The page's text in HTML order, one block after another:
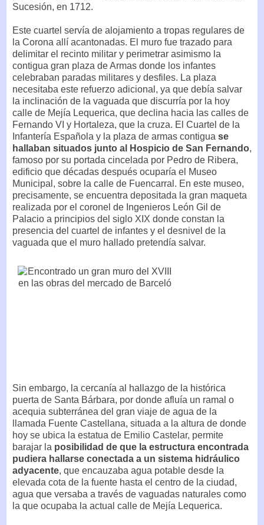
Sucesión, en 1712.
Este cuartel servía de alojamiento a tropas regulares de
la Corona allí acantonadas. El muro fue trazado para
delimitar el recinto militar y perimetrar asimismo la
contigua gran plaza de Armas donde los infantes
celebraban paradas militares y desfiles. La plaza
necesitaba este refuerzo adicional, ya que debía salvar
la inclinación de la vaguada que discurría por la hoy
calle de Mejía Lequerica, que declina hacia las calles de
Fernando VI y Hortaleza, que la cruza. El Cuartel de la
Infantería Española y la plaza de armas contigua se
hallaban situados junto al Hospicio de San Fernando,
famoso por su portada cincelada por Pedro de Ribera,
edificio que décadas después ocuparía el Museo
Municipal, sobre la calle de Fuencarral. En este museo,
precisamente, se encuentra depositada la gran maqueta
realizada por el coronel de Ingenieros León Gil de
Palacio a principios del siglo XIX donde constan la
presencia del cuartel de infantes y el desnivel de la
vaguada que el muro hallado pretendía salvar.
Sin embargo, la cercanía al hallazgo de la histórica
puerta de Santa Bárbara, por donde afluía un ramal o
acequia subterránea del gran viaje de agua de la
llamada Fuente Castellana, situada a la altura de donde
hoy se ubica la estatua de Emilio Castelar, permite
barajar la posibilidad de que la estructura encontrada
pudiera hallarse conectada a un sistema hidráulico
adyacente, que encauzaba agua potable desde la
elevada cota de la fuente hasta el centro de la ciudad,
agua que versaba a través de vaguadas naturales como
la que ocupaba la actual calle de Mejía Lequerica.